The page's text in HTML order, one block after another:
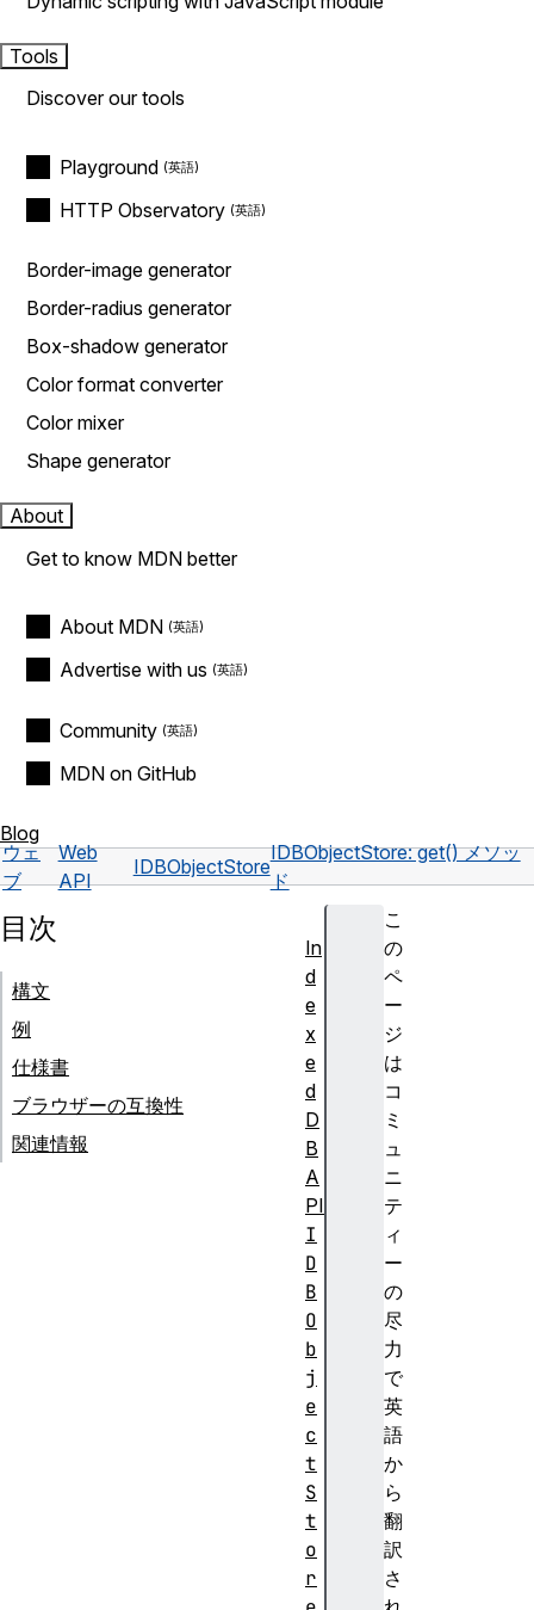
Tools
Discover our tools
Playground
HTTP Observatory
Border-image generator
Border-radius generator
Box-shadow generator
Color format converter
Color mixer
Shape generator
About
Get to know MDN better
About MDN
Advertise with us
Community
MDN on GitHub
Blog
ウェ
ブ
Web
API
IDBObjectStore
IDBObjectStore: get() メソッ
ド
こ
の
ペ
ー
ジ
は
コ
ミ
ュ
ニ
テ
ィ
ー
の
尽
力
で
英
語
か
ら
翻
訳
さ
目次
構文
例
仕様書
ブラウザーの互換性
関連情報
In
d
e
x
e
d
D
B
A
PI
I
D
B
O
b
j
e
c
t
S
t
o
r